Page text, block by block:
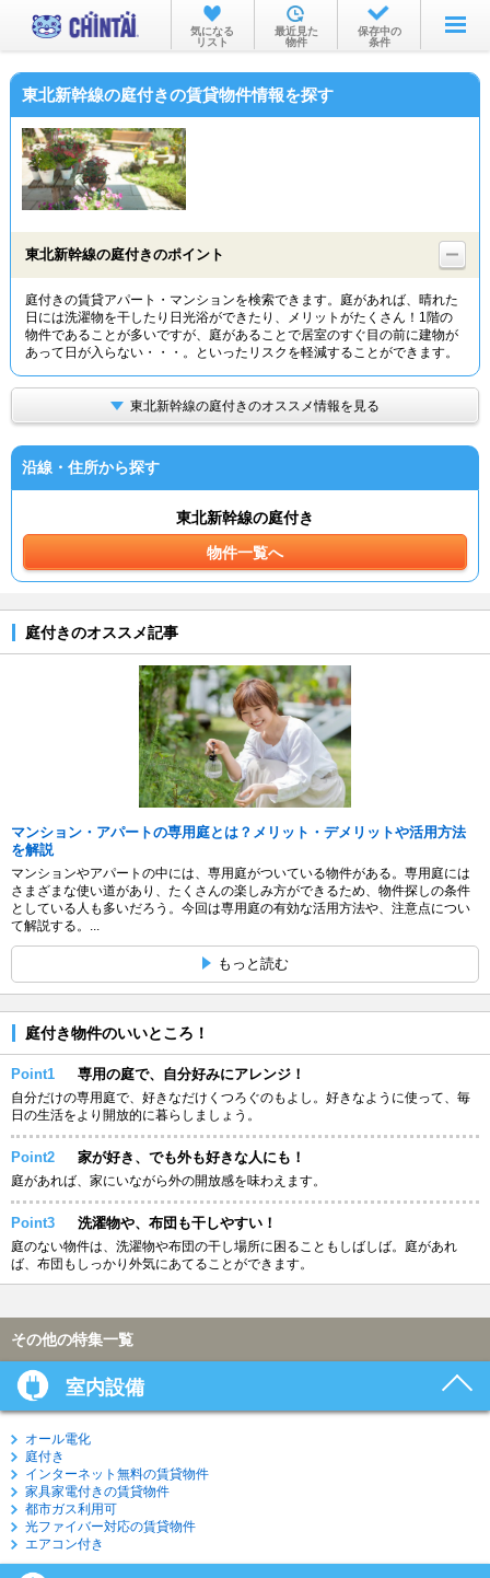
お部屋を探す
沿線・駅から
物件特集から
TOP
気になる
リスト
最近見た
物件
保存中の
条件
東北新幹線の庭付きの賃貸物件情報を探す
東北新幹線の庭付きのポイント
庭付きの賃貸アパート・マンションを検索できます。庭があれば、晴れた
日には洗濯物を干したり日光浴ができたり、メリットがたくさん！1階の
物件であることが多いですが、庭があることで居室のすぐ目の前に建物が
あって日が入らない・・・。といったリスクを軽減することができます。
東北新幹線の庭付きのオススメ情報を見る
沿線・住所から探す
東北新幹線の庭付き
物件一覧へ
庭付きのオススメ記事
マンション・アパートの専用庭とは？メリット・デメリットや活用方法
を解説
マンションやアパートの中には、専用庭がついている物件がある。専用庭には
さまざまな使い道があり、たくさんの楽しみ方ができるため、物件探しの条件
としている人も多いだろう。今回は専用庭の有効な活用方法や、注意点につい
て解説する。...
もっと読む
庭付き物件のいいところ！
Point1 専用の庭で、自分好みにアレンジ！
自分だけの専用庭で、好きなだけくつろぐのもよし。好きなように使って、毎
日の生活をより開放的に暮らしましょう。
Point2 家が好き、でも外も好きな人にも！
庭があれば、家にいながら外の開放感を味わえます。
Point3 洗濯物や、布団も干しやすい！
庭のない物件は、洗濯物や布団の干し場所に困ることもしばしば。庭があれ
ば、布団もしっかり外気にあてることができます。
その他の特集一覧
室内設備
オール電化
庭付き
インターネット無料の賃貸物件
家具家電付きの賃貸物件
都市ガス利用可
光ファイバー対応の賃貸物件
エアコン付き